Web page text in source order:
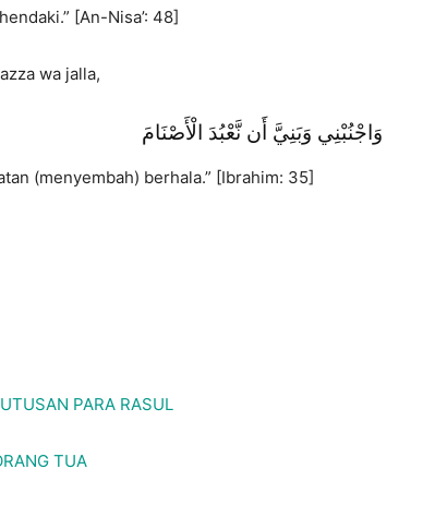
[An-Nisa’: 48]
wa jalla,
وَاجْنُبْنِي وَبَنِيَّ أَن نَّعْبُدَ الْأَصْنَامَ
(menyembah) berhala.” [Ibrahim: 35]
PARA RASUL
TUA